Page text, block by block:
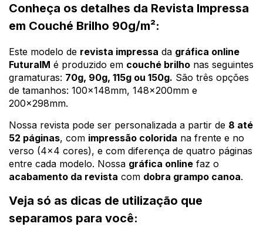
Conheça os detalhes da Revista Impressa
em Couché Brilho 90g/m²:
Este modelo de revista impressa da gráfica online
FuturaIM é produzido em couché brilho nas seguintes
gramaturas: 70g, 90g, 115g ou 150g. São três opções
de tamanhos: 100x148mm, 148x200mm e
200x298mm.
Nossa revista pode ser personalizada a partir de 8 até
52 páginas, com impressão colorida na frente e no
verso (4x4 cores), e com diferença de quatro páginas
entre cada modelo. Nossa gráfica online faz o
acabamento da revista com dobra grampo canoa.
Veja só as dicas de utilização que
separamos para você: